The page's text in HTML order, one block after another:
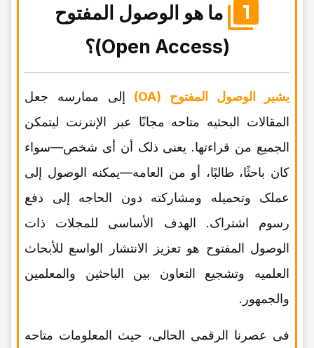
ما هو الوصول المفتوح
(Open Access)؟
یشیر الوصول المفتوح (OA)
إلى ممارسه جعل
المقالات البحثیه متاحه مجانًا عبر الإنترنت لیتمکن
الجمیع من قراءتها. یعنی ذلک أن أی شخص—سواء
کان باحثًا، طالبًا، أو من العامه—یمکنه الوصول إلى
عملک وتحمیله ومشارکته دون الحاجه إلى دفع
رسوم اشتراک. الهدف الأساسی للمجلات ذات
الوصول المفتوح هو تعزیز الانتشار الواسع للأبحاث
العلمیه وتشجیع التعاون بین الباحثین والمعلمین
والجمهور.
فی عصرنا الرقمی الحالی، حیث المعلومات متاحه